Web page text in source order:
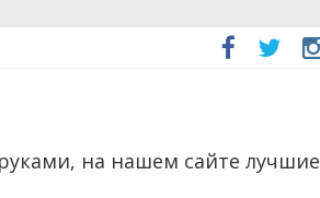
на нашем сайте